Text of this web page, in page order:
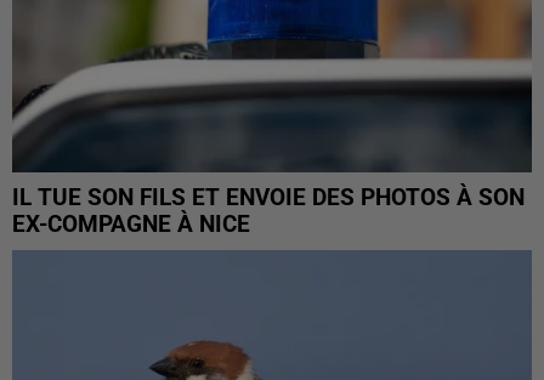
IL TUE SON FILS ET ENVOIE DES PHOTOS À SON
EX-COMPAGNE À NICE